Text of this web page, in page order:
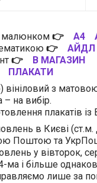
малюнком 👉 А4
👉 АЙДЛ
👉
В МАГАЗИН
ПЛАКАТИ
вініловий з
– на вибір.
плакатів
в Києві (ст.м.
Поштою та
у вівторок,
ма і більше
лише за